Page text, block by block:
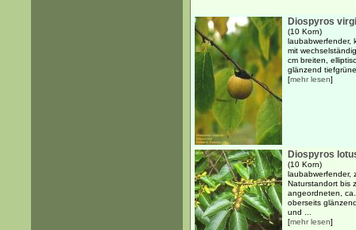
Diospyros
(10 Korn)
laubabwerfender,
mit
cm breiten,
glänzend
[mehr lesen]
Diospyros
(10 Korn)
laubabwerfender,
Naturstandort bis
angeordneten,
oberseits
und ...
[mehr lesen]